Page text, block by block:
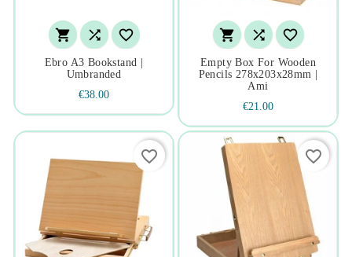
  
Ebro A3 Bookstand |
Umbranded
€38.00
  
Empty Box For Wooden
Pencils 278x203x28mm |
Ami
€21.00
favorite_border favorite_border